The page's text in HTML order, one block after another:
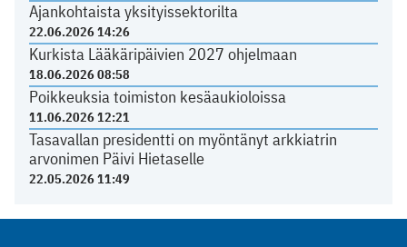
Ajankohtaista yksityissektorilta
22.06.2026 14:26
Kurkista Lääkäripäivien 2027 ohjelmaan
18.06.2026 08:58
Poikkeuksia toimiston kesäaukioloissa
11.06.2026 12:21
Tasavallan presidentti on myöntänyt arkkiatrin
arvonimen Päivi Hietaselle
22.05.2026 11:49